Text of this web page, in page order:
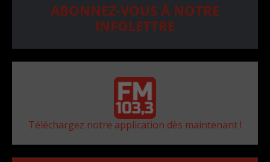
ABONNEZ-VOUS À NOTRE
INFOLETTRE
Téléchargez notre application dès maintenant !